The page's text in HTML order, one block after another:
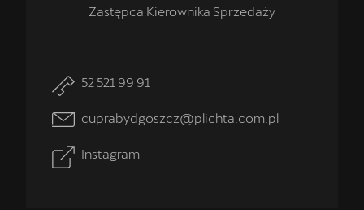
Zastępca Kierownika Sprzedaży
52 521 99 91
cuprabydgoszcz@plichta.com.pl
Instagram